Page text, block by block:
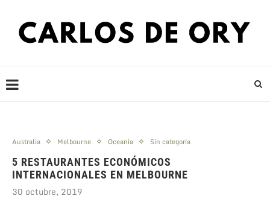
Australia Melbourne Oceanía Sin categoría
5 RESTAURANTES ECONÓMICOS
INTERNACIONALES EN MELBOURNE
30 octubre, 2019